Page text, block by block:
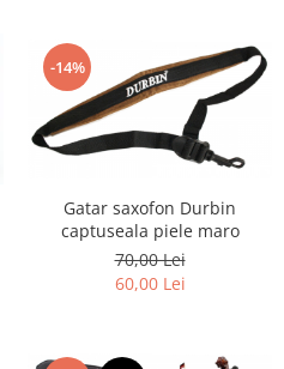
-14%
Gatar saxofon Durbin
captuseala piele maro
70,00 Lei
60,00 Lei